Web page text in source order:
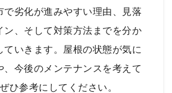
で劣化が進みやすい理由、見落
ン、そして対策方法までを分か
ていきます。屋根の状態が気に
、今後のメンテナンスを考えて
ひ参考にしてください。